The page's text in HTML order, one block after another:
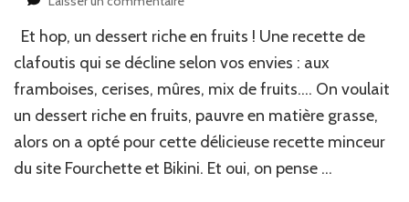
aux
fruits
Et hop, un dessert riche en fruits ! Une recette de
clafoutis qui se décline selon vos envies : aux
framboises, cerises, mûres, mix de fruits…. On voulait
un dessert riche en fruits, pauvre en matière grasse,
alors on a opté pour cette délicieuse recette minceur
du site Fourchette et Bikini. Et oui, on pense …